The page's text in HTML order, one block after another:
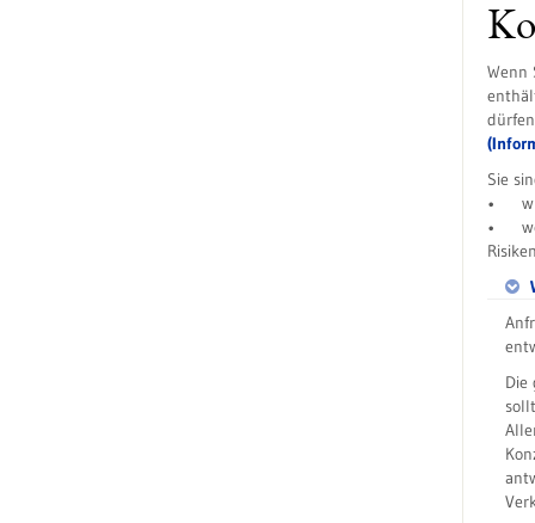
Wenn
Sie
• wie
•
Die